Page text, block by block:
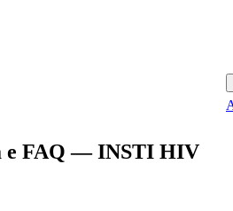
e FAQ — INSTI HIV